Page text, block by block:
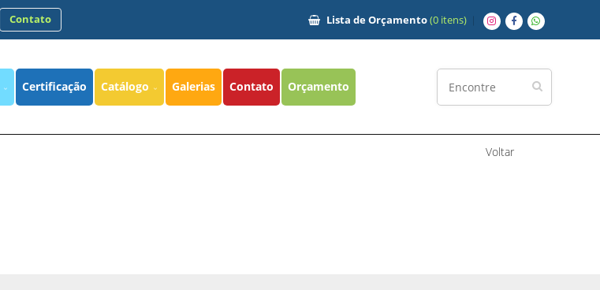
Contato Lista deOrçamento(0 itens)
Certificação Catálogo Galerias Contato Orçamento
Voltar